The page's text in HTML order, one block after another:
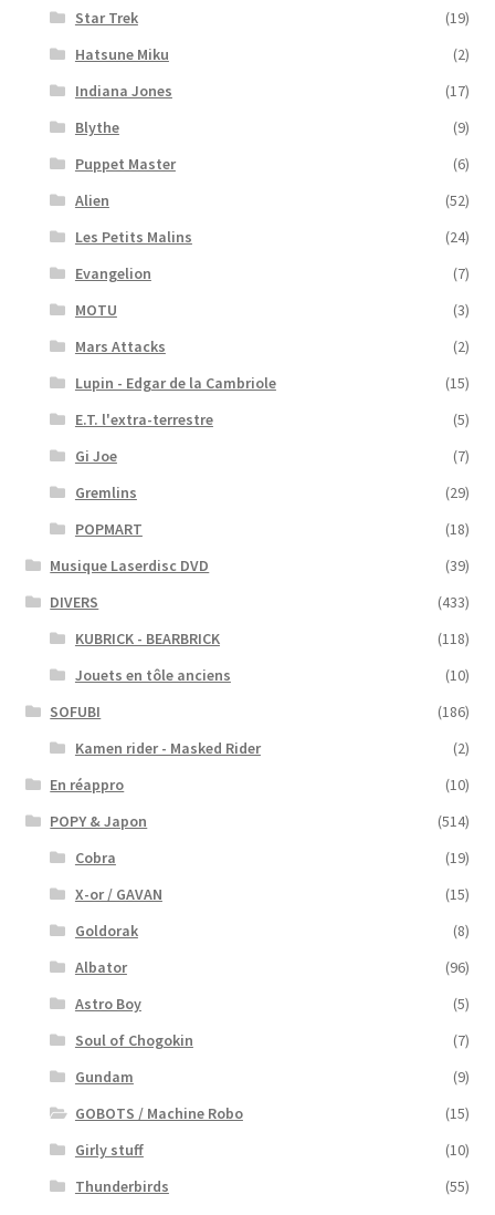
Star Trek
(19)
Hatsune Miku
(2)
Indiana Jones
(17)
Blythe
(9)
Puppet Master
(6)
Alien
(52)
Les Petits Malins
(24)
Evangelion
(7)
MOTU
(3)
Mars Attacks
(2)
Lupin - Edgar de la Cambriole
(15)
E.T. l'extra-terrestre
(5)
Gi Joe
(7)
Gremlins
(29)
POPMART
(18)
Musique Laserdisc DVD
(39)
DIVERS
(433)
KUBRICK - BEARBRICK
(118)
Jouets en tôle anciens
(10)
SOFUBI
(186)
Kamen rider - Masked Rider
(2)
En réappro
(10)
POPY & Japon
(514)
Cobra
(19)
X-or / GAVAN
(15)
Goldorak
(8)
Albator
(96)
Astro Boy
(5)
Soul of Chogokin
(7)
Gundam
(9)
GOBOTS / Machine Robo
(15)
Girly stuff
(10)
Thunderbirds
(55)